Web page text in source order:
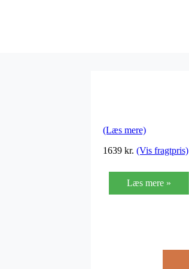
(Læs mere)
1639 kr. (Vis fragtpris)
Læs mere »